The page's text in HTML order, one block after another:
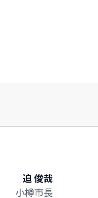
迫 俊哉
小樽市長